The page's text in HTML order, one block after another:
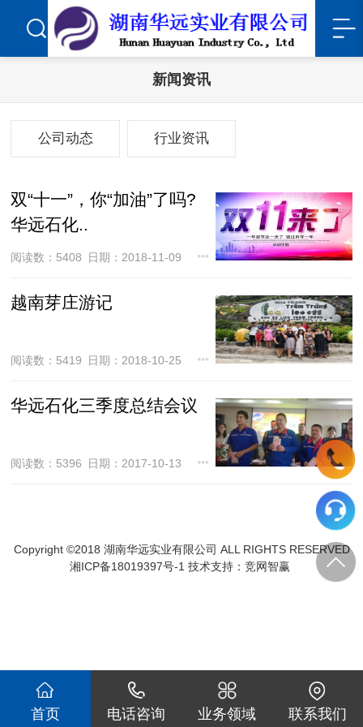
新闻资讯
公司动态 行业资讯
双“十一”，你“加油”了吗?
华远石化..
阅读数：5408 日期：2018-11-09
越南芽庄游记
阅读数：5419 日期：2018-10-25
华远石化三季度总结会议
阅读数：5396 日期：2017-10-13
Copyright ©2018 湖南华远实业有限公司 ALL RIGHTS RESERVED
湘ICP备18019397号-1 技术支持： 竞网智赢
首页 电话咨询 业务领域 联系我们